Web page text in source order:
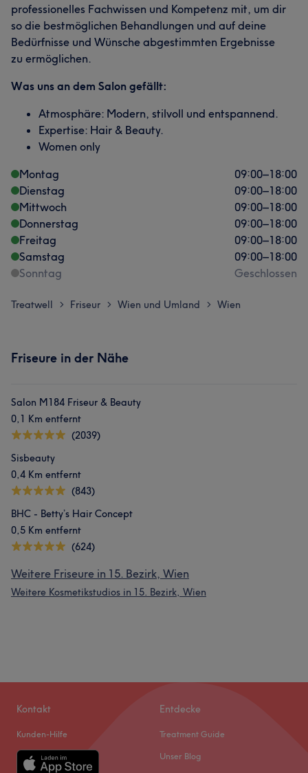
professionelles Fachwissen und Kompetenz mit, um dir
so die bestmöglichen Behandlungen und auf deine
Bedürfnisse und Wünsche abgestimmten Ergebnisse
zu ermöglichen.
Was uns an dem Salon gefällt:
Atmosphäre: Modern, stilvoll und entspannend.
Expertise: Hair & Beauty.
Women only
Montag
09:00–18:00
Dienstag
09:00–18:00
Mittwoch
09:00–18:00
Donnerstag
09:00–18:00
Freitag
09:00–18:00
Samstag
09:00–18:00
Sonntag
Geschlossen
Treatwell > Friseur > Wien und Umland > Wien
Friseure in der Nähe
Salon M184 Friseur & Beauty
0,1 Km entfernt
(2039)
Sisbeauty
0,4 Km entfernt
(843)
BHC - Betty’s Hair Concept
0,5 Km entfernt
(624)
Weitere Friseure in 15. Bezirk, Wien
Weitere Kosmetikstudios in 15. Bezirk, Wien
Kontakt
Kunden-Hilfe
Entdecke
Treatment Guide
Unser Blog